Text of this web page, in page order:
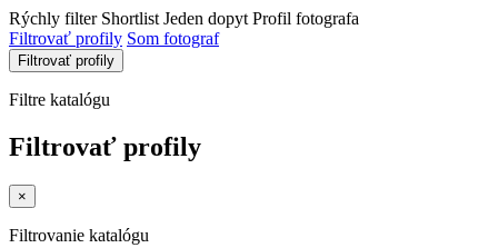
Rýchly filter Shortlist Jeden dopyt Profil fotografa
Filtrovať profily Som fotograf
Filtrovať profily
Filtre katalógu
Filtrovať profily
×
Filtrovanie katalógu